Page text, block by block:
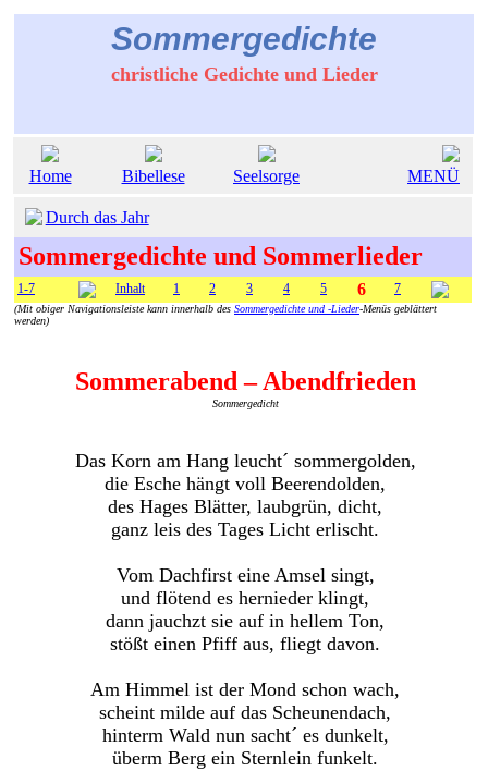
Sommergedichte
christliche Gedichte und Lieder
Home Bibellese Seelsorge MENÜ
Durch das Jahr
Sommergedichte und Sommerlieder
1-7 Inhalt 1 2 3 4 5 6 7
(Mit obiger Navigationsleiste kann innerhalb des Sommergedichte und -Lieder-Menüs geblättert
werden)
Sommerabend – Abendfrieden
Sommergedicht
Das Korn am Hang leucht´ sommergolden,
die Esche hängt voll Beerendolden,
des Hages Blätter, laubgrün, dicht,
ganz leis des Tages Licht erlischt.
Vom Dachfirst eine Amsel singt,
und flötend es hernieder klingt,
dann jauchzt sie auf in hellem Ton,
stößt einen Pfiff aus, fliegt davon.
Am Himmel ist der Mond schon wach,
scheint milde auf das Scheunendach,
hinterm Wald nun sacht´ es dunkelt,
überm Berg ein Sternlein funkelt.